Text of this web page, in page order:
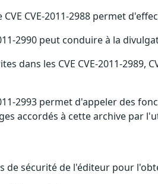
CVE-2011-2988 permet
2990 peut conduire à la
dans les CVE CVE-2011-2989,
2993 permet d'appeler des
accordés à cette archive par
de sécurité de l'éditeur pour